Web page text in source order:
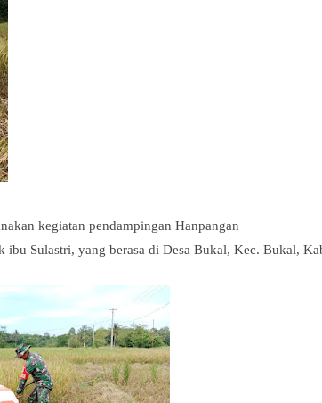
kegiatan pendampingan Hanpangan
ibu Sulastri, yang berasa di Desa Bukal, Kec. Bukal,